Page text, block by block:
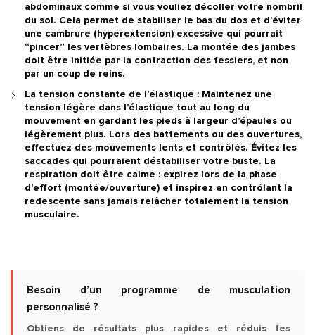
abdominaux comme si vous vouliez décoller votre nombril
du sol. Cela permet de stabiliser le bas du dos et d’éviter
une cambrure (hyperextension) excessive qui pourrait
“pincer” les vertèbres lombaires. La montée des jambes
doit être initiée par la contraction des fessiers, et non
par un coup de reins.
La tension constante de l’élastique : Maintenez une
tension légère dans l’élastique tout au long du
mouvement en gardant les pieds à largeur d’épaules ou
légèrement plus. Lors des battements ou des ouvertures,
effectuez des mouvements lents et contrôlés. Évitez les
saccades qui pourraient déstabiliser votre buste. La
respiration doit être calme : expirez lors de la phase
d’effort (montée/ouverture) et inspirez en contrôlant la
redescente sans jamais relâcher totalement la tension
musculaire.
Besoin d’un programme de musculation
personnalisé ?
Obtiens de résultats plus rapides et réduis tes